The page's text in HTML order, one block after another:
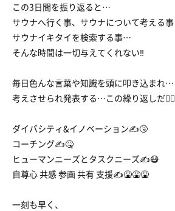
この3日間を振り返ると…
サウナへ行く事、サウナについて考える事
サウナイキタイを検索する事…
そんな時間は一切与えてくれない‼︎
毎日色んな言葉や知識を頭に叩き込まれ…
考えさせられ発表する…この繰り返しだ😵‍💫
ダイバシティ&イノベーション✍️🤧
コーチング✍️🤒
ヒューマンニーズとタスクニーズ✍😷
自尊心 共感 参画 共有 支援✍️🤮🤮🤮
一刻も早く、